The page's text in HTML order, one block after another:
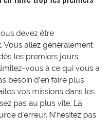
devez être
Vous allez généralement
les premiers jours.
vous à ce qui vous a
besoin d’en faire plus
vos missions dans les
pas au plus vite. La
d’erreur. N’hésitez pas